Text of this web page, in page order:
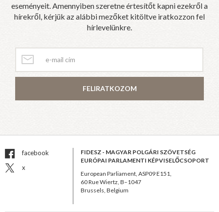
eseményeit. Amennyiben szeretne értesítőt kapni ezekről a
hírekről, kérjük az alábbi mezőket kitöltve iratkozzon fel
hírlevelünkre.
FELIRATKOZOM
facebook
x
FIDESZ - MAGYAR POLGÁRI SZÖVETSÉG
EURÓPAI PARLAMENTI KÉPVISELŐCSOPORT
European Parliament, ASP09 E151,
60 Rue Wiertz, B–1047
Brussels, Belgium